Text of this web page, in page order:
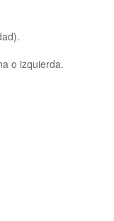
o izquierda.